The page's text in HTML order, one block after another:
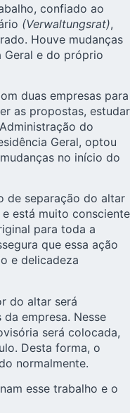
confiado ao
(Verwaltungsrat),
Houve mudanças
Geral e do próprio
duas empresas para
as propostas, estudar
do
Geral, optou
no início do
de separação do altar
está muito consciente
para toda a
que essa ação
e delicadeza
do altar será
empresa. Nesse
será colocada,
Desta forma, o
normalmente.
esse trabalho e o